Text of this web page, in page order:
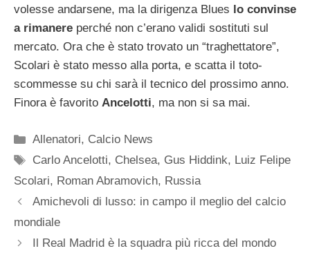
volesse andarsene, ma la dirigenza Blues lo convinse
a rimanere perché non c’erano validi sostituti sul
mercato. Ora che è stato trovato un “traghettatore”,
Scolari è stato messo alla porta, e scatta il toto-
scommesse su chi sarà il tecnico del prossimo anno.
Finora è favorito Ancelotti, ma non si sa mai.
Categorie
Allenatori, Calcio News
Tag
Carlo Ancelotti, Chelsea, Gus Hiddink, Luiz Felipe
Scolari, Roman Abramovich, Russia
Amichevoli di lusso: in campo il meglio del calcio
mondiale
Il Real Madrid è la squadra più ricca del mondo